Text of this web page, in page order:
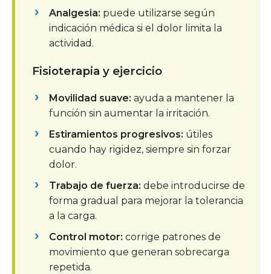
Analgesia: puede utilizarse según
indicación médica si el dolor limita la
actividad.
Fisioterapia y ejercicio
Movilidad suave: ayuda a mantener la
función sin aumentar la irritación.
Estiramientos progresivos: útiles
cuando hay rigidez, siempre sin forzar
dolor.
Trabajo de fuerza: debe introducirse de
forma gradual para mejorar la tolerancia
a la carga.
Control motor: corrige patrones de
movimiento que generan sobrecarga
repetida.